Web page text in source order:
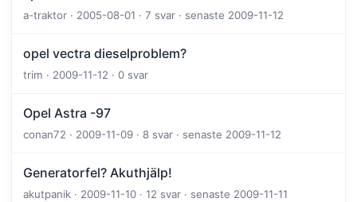
a-traktor · 2005-08-01 · 7 svar · senaste 2009-11-12
opel vectra dieselproblem?
trim · 2009-11-12 · 0 svar
Opel Astra -97
conan72 · 2009-11-09 · 8 svar · senaste 2009-11-12
Generatorfel? Akuthjälp!
akutpanik · 2009-11-10 · 12 svar · senaste 2009-11-11